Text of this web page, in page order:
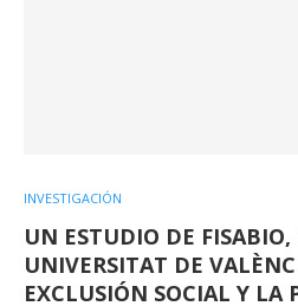
INVESTIGACIÓN
UN ESTUDIO DE FISABIO,
UNIVERSITAT DE
EXCLUSIÓN SOCIAL Y LA